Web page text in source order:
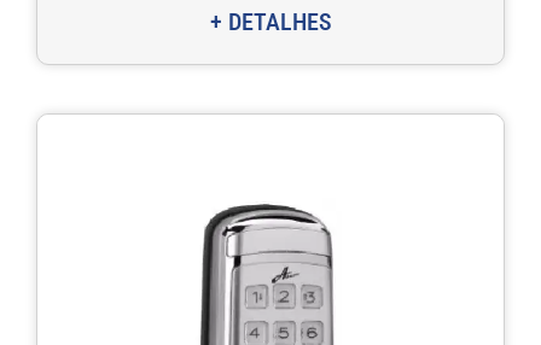
+ DETALHES